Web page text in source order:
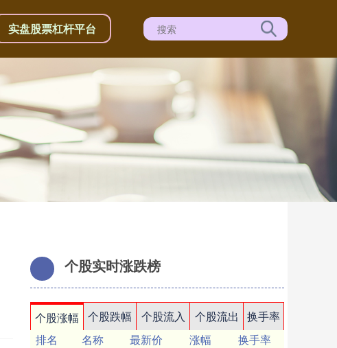
实盘股票杠杆平台
个股实时涨跌榜
个股涨幅 个股跌幅 个股流入 个股流出
换手率
排名
名称 最新价 涨幅
换手率